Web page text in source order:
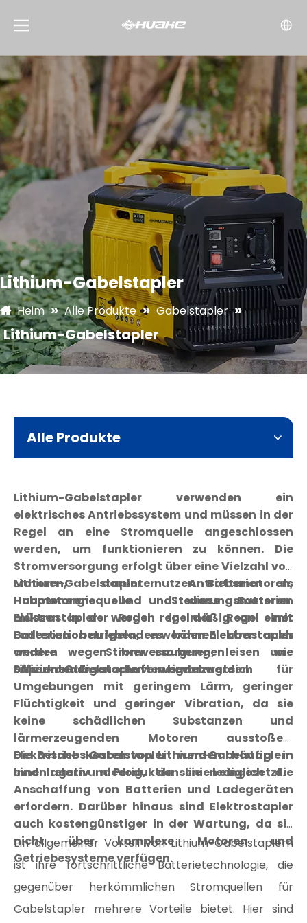
Lithium-Gabelstapler
Heim » Alle Produkte » Gabelstapler »
Lithium-Gabelstapler
Alle Produkte
Lithium-Gabelstapler verwenden ein
elektrisches Antriebssystem und müssen in der
Regel an eine Stromquelle angeschlossen
werden, um funktionieren zu können. Die
Stromversorgung erfolgt über eine Vielzahl von
Motoren, darunter Antriebsmotoren,
Hubmotoren und Steuerungsmotoren.
Elektrostapler werden in der Regel mit
Batterien betrieben, es können aber auch
andere Stromversorgungen wie
Superkondensatoren verwendet werden.
Lithium-Gabelstapler nutzen Batterien als
Hauptenergiequelle und diese Batterien
müssen in der Regel regelmäßig an einer
Ladestation aufgeladen werden. Elektrostapler
werden wegen ihrer sauberen, leisen und
effizienten Eigenschaften bevorzugt.
Lithium-Gabelstapler eignen sich für
Umgebungen mit geringem Lärm, geringer
Flüchtigkeit und geringer Vibration, da sie
keine schädlichen Substanzen und
lärmerzeugenden Motoren ausstoßen.
Elektrische Gabelstapler werden häufig in
Innenlagern und Produktionslinien eingesetzt.
Die Betriebskosten von Lithium-Gabelstaplern
sind relativ niedrig, da sie lediglich die
Anschaffung von Batterien und Ladegeräten
erfordern. Darüber hinaus sind Elektrostapler
auch kostengünstiger in der Wartung, da sie
nicht über komplexe Motoren und
Getriebesysteme verfügen.
Ein allgemeiner Vorteil von Lithium-Gabelstaplern
ist ihre fortschrittliche Batterietechnologie, die
gegenüber herkömmlichen Stromquellen für
Gabelstapler mehrere Vorteile bietet. Hier sind